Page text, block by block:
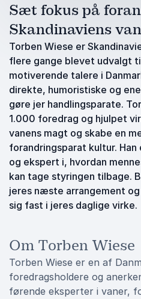
Sæt fokus på
Skandinaviens
Torben Wiese er
flere gange blevet udvalgt
motiverende talere i
direkte, humoristiske og
gøre jer handlingsparate.
1.000 foredrag og hjulpet
vanens magt og skabe en
forandringsparat kultur.
og ekspert i, hvordan
kan tage styringen tilbage.
jeres næste arrangement
sig fast i jeres daglige virke.
Om Torben Wiese
Torben Wiese er en af
foredragsholdere og
førende eksperter i vaner,